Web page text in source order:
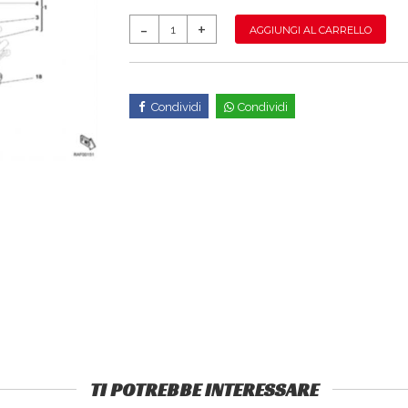
AGGIUNGI AL CARRELLO
Condividi Condividi
TI POTREBBE INTERESSARE